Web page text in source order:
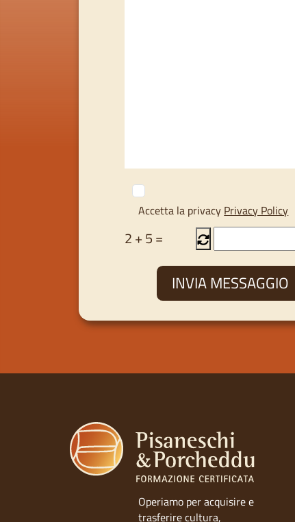
Accetta la privacy Privacy Policy
2+5=
Operiamo per acquisire e
trasferire cultura,